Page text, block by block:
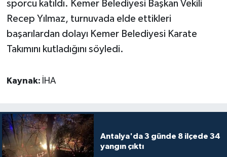
sporcu katıldı. Kemer Belediyesi Başkan Vekili
Recep Yılmaz, turnuvada elde ettikleri
başarılardan dolayı Kemer Belediyesi Karate
Takımını kutladığını söyledi.
Kaynak: İHA
Antalya'da 3 günde 8 ilçede 34
yangın çıktı
Yaşam